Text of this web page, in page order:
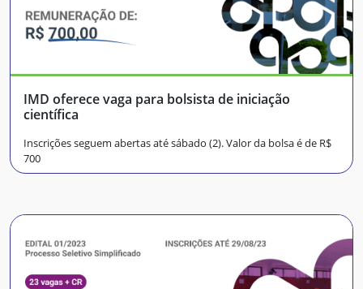
IMD oferece vaga para bolsista de iniciação
científica
Inscrições seguem abertas até sábado (2). Valor da bolsa é de R$
700